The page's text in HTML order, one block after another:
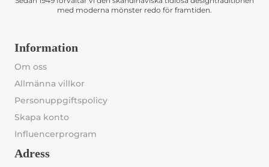
med moderna mönster redo för framtiden.
Information
Om oss
Allmänna villkor
Personuppgiftspolicy
Skapa konto
Influencerprogram
Adress